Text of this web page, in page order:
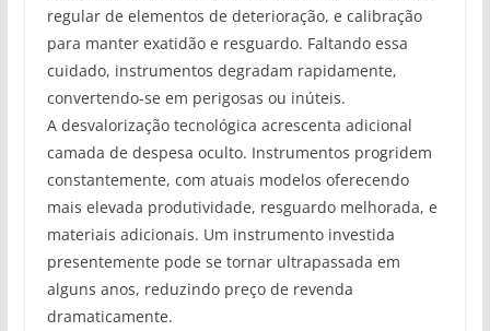
regular de elementos de deterioração, e calibração
para manter exatidão e resguardo. Faltando essa
cuidado, instrumentos degradam rapidamente,
convertendo-se em perigosas ou inúteis.
A desvalorização tecnológica acrescenta adicional
camada de despesa oculto. Instrumentos progridem
constantemente, com atuais modelos oferecendo
mais elevada produtividade, resguardo melhorada, e
materiais adicionais. Um instrumento investida
presentemente pode se tornar ultrapassada em
alguns anos, reduzindo preço de revenda
dramaticamente.